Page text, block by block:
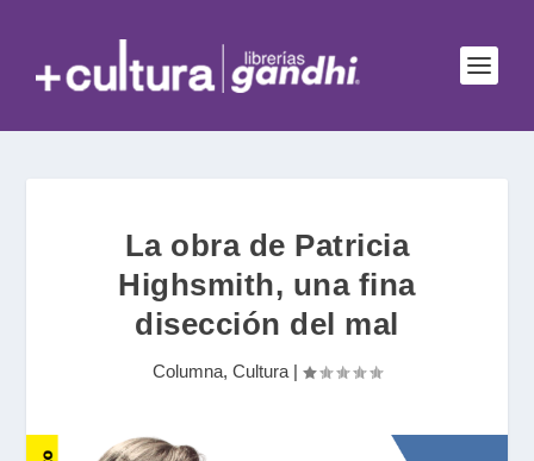
La obra de Patricia
Highsmith, una fina
disección del mal
Columna, Cultura |